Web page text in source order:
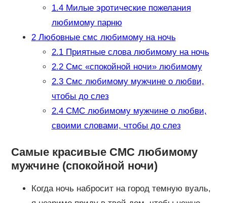
1.4Милые эротические пожелания
любимому парню
2Любовные смс любимому на ночь
2.1Приятные слова любимому на ночь
2.2Смс «спокойной ночи» любимому
2.3Смс любимому мужчине о любви,
чтобы до слез
2.4СМС любимому мужчине о любви,
своими словами, чтобы до слез
Самые красивые СМС любимому
мужчине (спокойной ночи)
Когда ночь набросит на город темную вуаль,